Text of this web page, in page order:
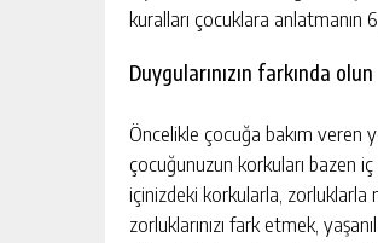
kuralları çocuklara anlatmanın
Duygularınızın farkında olun
Öncelikle çocuğa bakım veren
çocuğunuzun korkuları bazen
içinizdeki korkularla,
zorluklarınızı fark etmek,